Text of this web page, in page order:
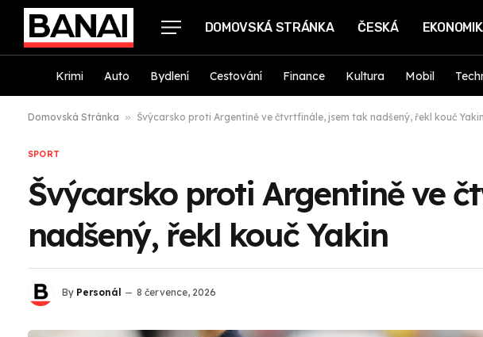
DOMOVSKÁ STRÁNKA ČESKÁ
Krimi Auto Bydlení Cestování Finance Kultura Mobil
Domovská Stránka » Švýcarsko proti Argentině ve čtvrtfinále, jsem tak nadšený, řekl kouč Yakin
SPORT
Švýcarsko proti Argentině ve
nadšený, řekl kouč Yakin
By Personál 8 července, 2026